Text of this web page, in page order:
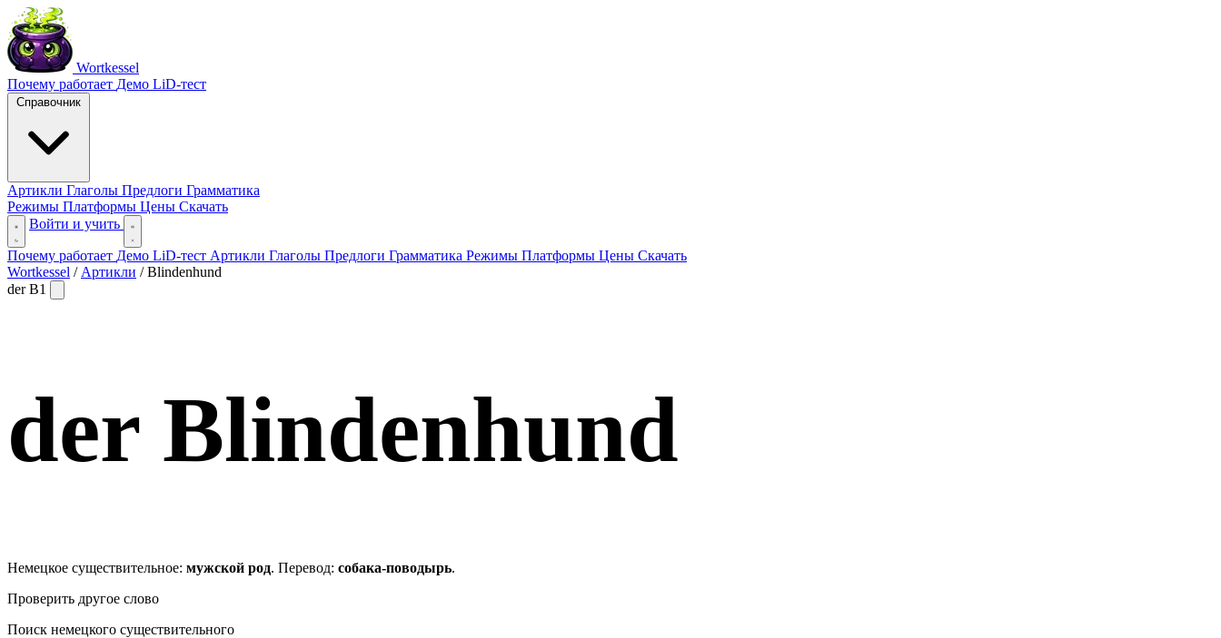
Wortkessel
Почему работает Демо LiD-тест
Справочник
Артикли Глаголы Предлоги Грамматика
Режимы Платформы Цены Скачать
Войти и учить
Почему работает Демо LiD-тест Артикли Глаголы Предлоги Грамматика Режимы Платформы Цены Скачать
Wortkessel / Артикли / Blindenhund
derB1
der Blindenhund
Немецкое существительное: мужской род. Перевод: собака-поводырь.
Проверить другое слово
Поиск немецкого существительного